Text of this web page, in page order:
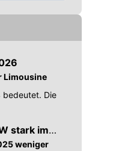
Limousine
bedeutet. Die
stark im
weniger